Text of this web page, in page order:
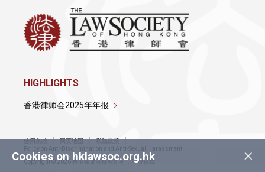
×
Cookies on hklawsoc.org.hk
HIGHLIGHTS
香港律师会2025年年报
使用条款 网页地图
私隐政策
Policy on Anti-Discrimination and Anti-Sexual Harassment
Copyright © 2026 香港律师会版权所有，不得转载